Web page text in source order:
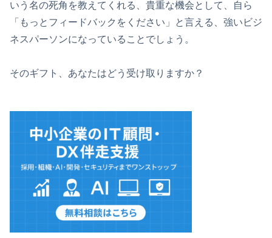
いう名の死角を教えてくれる、貴重な機会として、自ら
「もっとフィードバックをください」と言える、強いビジ
ネスパーソンになっていることでしょう。
そのギフト、あなたはどう受け取りますか？